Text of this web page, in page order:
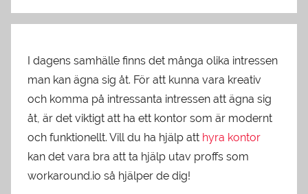
I dagens samhälle finns det många olika intressen
man kan ägna sig åt. För att kunna vara kreativ
och komma på intressanta intressen att ägna sig
åt, är det viktigt att ha ett kontor som är modernt
och funktionellt. Vill du ha hjälp att hyra kontor
kan det vara bra att ta hjälp utav proffs som
workaround.io så hjälper de dig!